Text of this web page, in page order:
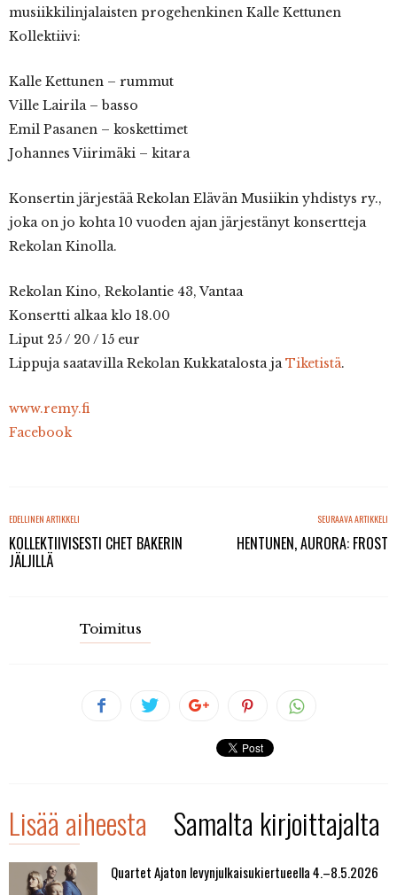
musiikkilinjalaisten progehenkinen Kalle Kettunen
Kollektiivi:
Kalle Kettunen – rummut
Ville Lairila – basso
Emil Pasanen – koskettimet
Johannes Viirimäki – kitara
Konsertin järjestää Rekolan Elävän Musiikin yhdistys ry.,
joka on jo kohta 10 vuoden ajan järjestänyt konsertteja
Rekolan Kinolla.
Rekolan Kino, Rekolantie 43, Vantaa
Konsertti alkaa klo 18.00
Liput 25 / 20 / 15 eur
Lippuja saatavilla Rekolan Kukkatalosta jaTiketistä.
www.remy.fi
Facebook
EDELLINEN ARTIKKELI
KOLLEKTIIVISESTI CHET BAKERIN
JÄLJILLÄ
SEURAAVA ARTIKKELI
HENTUNEN, AURORA: FROST
Toimitus
Lisää aiheesta Samalta kirjoittajalta
Quartet Ajaton levynjulkaisukiertueella 4.–8.5.2026